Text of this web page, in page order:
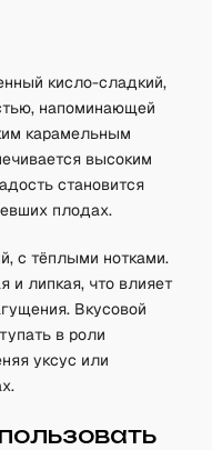
кисло-сладкий,
напоминающей
карамельным
высоким
становится
плодах.
с тёплыми нотками.
и липкая, что влияет
Вкусовой
в роли
уксус или